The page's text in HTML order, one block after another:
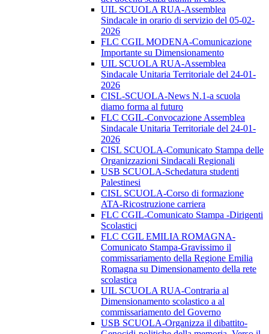
UIL SCUOLA RUA-Assemblea
Sindacale in orario di servizio del 05-02-
2026
FLC CGIL MODENA-Comunicazione
Importante su Dimensionamento
UIL SCUOLA RUA-Assemblea
Sindacale Unitaria Territoriale del 24-01-
2026
CISL-SCUOLA-News N.1-a scuola
diamo forma al futuro
FLC CGIL-Convocazione Assemblea
Sindacale Unitaria Territoriale del 24-01-
2026
CISL SCUOLA-Comunicato Stampa delle
Organizzazioni Sindacali Regionali
USB SCUOLA-Schedatura studenti
Palestinesi
CISL SCUOLA-Corso di formazione
ATA-Ricostruzione carriera
FLC CGIL-Comunicato Stampa -Dirigenti
Scolastici
FLC CGIL EMILIA ROMAGNA-
Comunicato Stampa-Gravissimo il
commissariamento della Regione Emilia
Romagna su Dimensionamento della rete
scolastica
UIL SCUOLA RUA-Contraria al
Dimensionamento scolastico a al
commissariamento del Governo
USB SCUOLA-Organizza il dibattito-